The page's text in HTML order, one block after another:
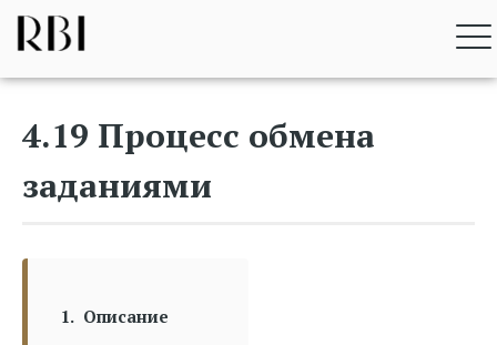
Перейти
содержимому
RBI BIM STANDARD
4.19 Процесс обмена
заданиями
Описание